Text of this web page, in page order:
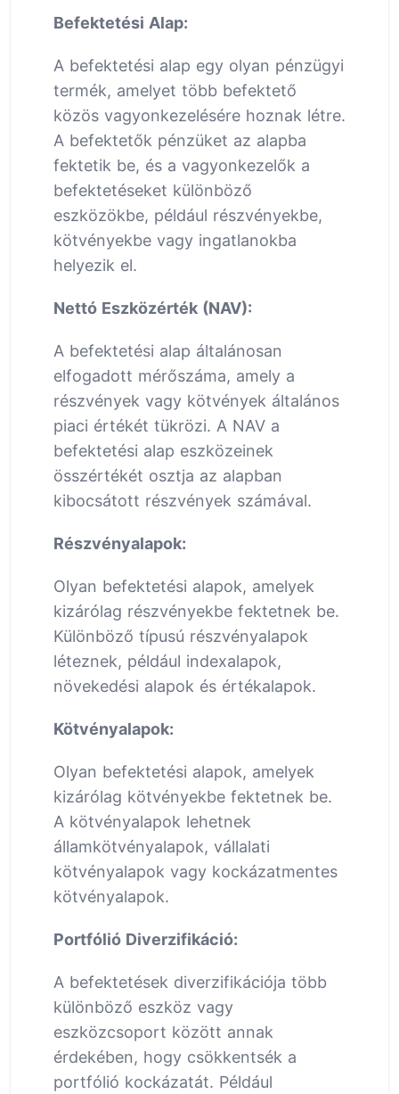
Befektetési Alap:
A befektetési alap egy olyan pénzügyi
termék, amelyet több befektető
közös vagyonkezelésére hoznak létre.
A befektetők pénzüket az alapba
fektetik be, és a vagyonkezelők a
befektetéseket különböző
eszközökbe, például részvényekbe,
kötvényekbe vagy ingatlanokba
helyezik el.
Nettó Eszközérték (NAV):
A befektetési alap általánosan
elfogadott mérőszáma, amely a
részvények vagy kötvények általános
piaci értékét tükrözi. A NAV a
befektetési alap eszközeinek
összértékét osztja az alapban
kibocsátott részvények számával.
Részvényalapok:
Olyan befektetési alapok, amelyek
kizárólag részvényekbe fektetnek be.
Különböző típusú részvényalapok
léteznek, például indexalapok,
növekedési alapok és értékalapok.
Kötvényalapok:
Olyan befektetési alapok, amelyek
kizárólag kötvényekbe fektetnek be.
A kötvényalapok lehetnek
államkötvényalapok, vállalati
kötvényalapok vagy kockázatmentes
kötvényalapok.
Portfólió Diverzifikáció:
A befektetések diverzifikációja több
különböző eszköz vagy
eszközcsoport között annak
érdekében, hogy csökkentsék a
portfólió kockázatát. Például